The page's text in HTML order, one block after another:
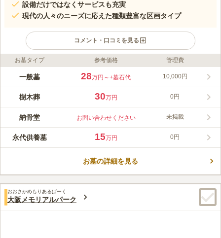
設備だけではなくサービスも充実
現代の人々のニーズに応えた種類豊富な区画タイプ
コメント・口コミを見る
ライフドット編集部のコメント
金剛生駒霊園は、抜群の眺めと鮮やかな色の木々が建ち並ぶ心地
の変化に合わせて生み出されるコントラストも存在感を放ってい
ます。霊園内のすべての墓地使用権には永代供養も含まれている
を自分の手で納骨することができ、毎月合同供養祭がおこなわれ
る永代供養墓の「なごみ霊廟」をはじめ、3種類の樹木葬墓地が
あります。また、駐車場が多く完備されており、園内の奥にまで
車で入って行ける環境は魅力的です。公共交通機関の方は、河内
長野駅、泉ヶ丘駅から霊園までの無料送迎バスが便利です。
みんなの評価
3.9 口コミ
お墓タイプ 参考価格 管理費
一般墓 28万円～+墓石代 10,000円
樹木葬 30万円 0円
納骨堂 お問い合わせください 未掲載
永代供養墓 15万円 0円
お墓の詳細を見る
おおさかめもりあるぱーく
大阪メモリアルパーク